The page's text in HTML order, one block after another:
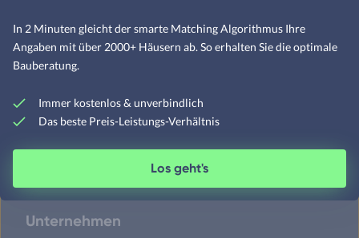
Satteldachhäuser
Flachdachhäuser
Pultdachhäuser
Unternehmen
In 2 Minuten gleicht der smarte Matching Algorithmus Ihre
Angaben mit über 2000+ Häusern ab. So erhalten Sie die optimale
Bauberatung.
Immer kostenlos & unverbindlich
Das beste Preis-Leistungs-Verhältnis
Los geht's